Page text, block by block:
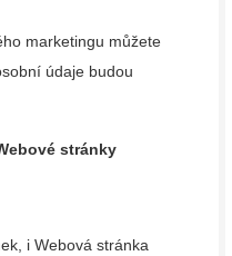
marketingu můžete
údaje budou
stránky
i Webová stránka